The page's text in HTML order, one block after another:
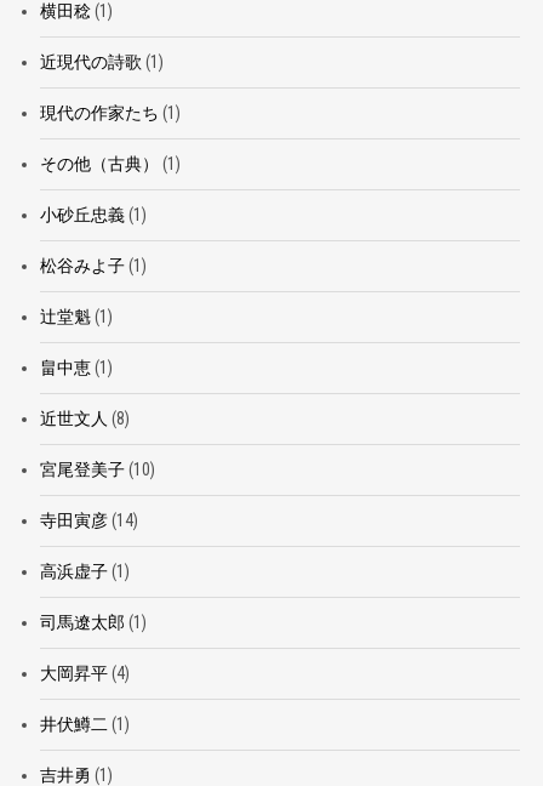
横田稔(1)
近現代の詩歌 (1)
現代の作家たち (1)
その他（古典） (1)
小砂丘忠義(1)
松谷みよ子(1)
辻堂魁(1)
畠中恵(1)
近世文人 (8)
宮尾登美子(10)
寺田寅彦(14)
高浜虚子(1)
司馬遼太郎 (1)
大岡昇平(4)
井伏鱒二 (1)
吉井勇 (1)